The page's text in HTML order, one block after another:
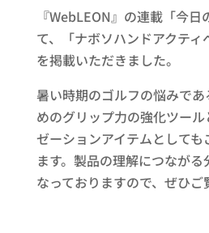
『WebLEON』の連載「今
て、「ナボソハンドアクティ
を掲載いただきました。
暑い時期のゴルフの悩みで
めのグリップ力の強化ツー
ゼーションアイテムとして
ます。製品の理解につなが
なっておりますので、ぜひご